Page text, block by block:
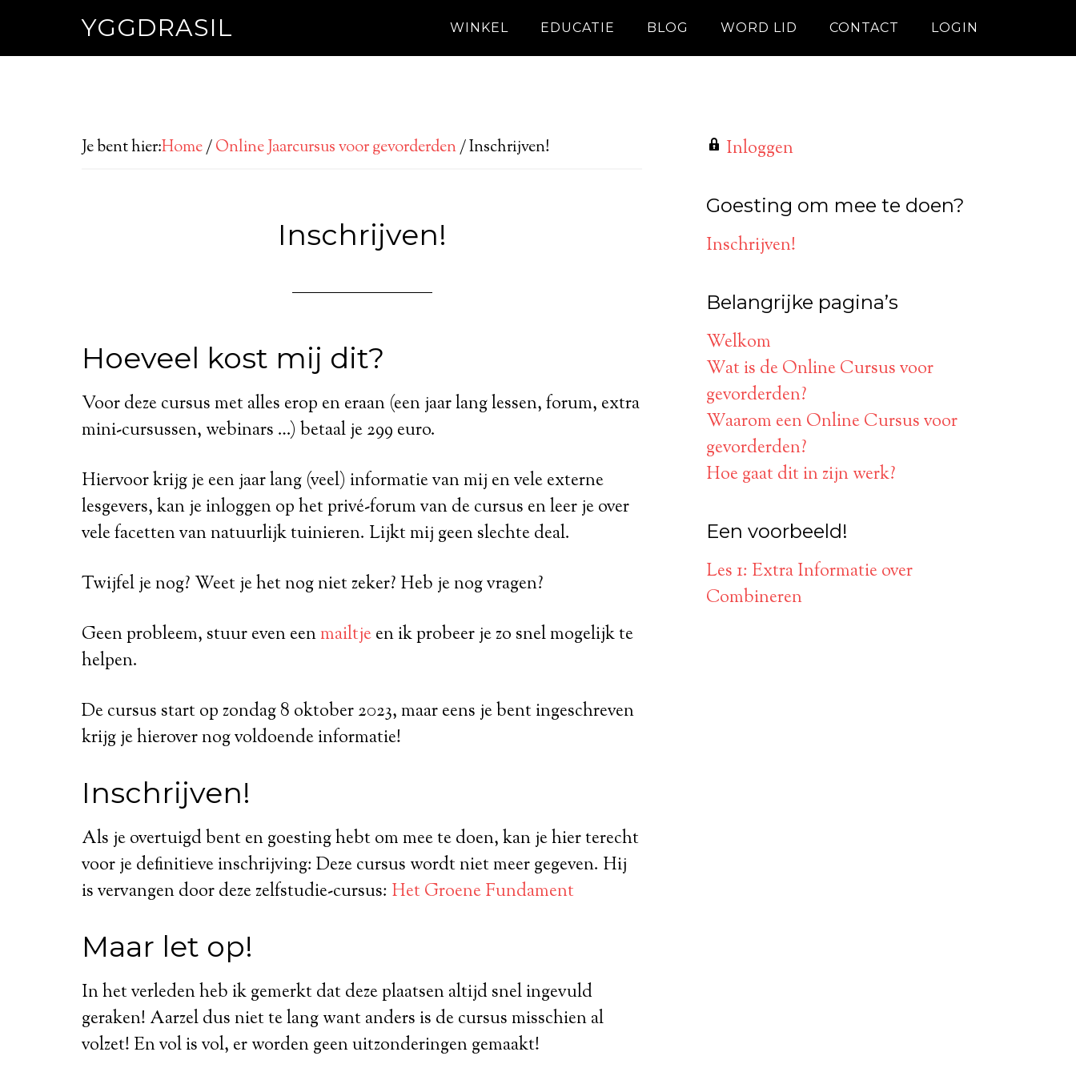
YGGDRASIL WINKEL EDUCATIE BLOG WORD LID CONTACT LOGIN
Je bent hier:Home/Online Jaarcursus voor gevorderden/Inschrijven!
Inschrijven!
Hoeveel kost mij dit?
Voor deze cursus met alles erop en eraan (een jaar lang lessen, forum, extra
mini-cursussen, webinars …) betaal je 299 euro.
Hiervoor krijg je een jaar lang (veel) informatie van mij en vele externe
lesgevers, kan je inloggen op het privé-forum van de cursus en leer je over
vele facetten van natuurlijk tuinieren. Lijkt mij geen slechte deal.
Twijfel je nog? Weet je het nog niet zeker? Heb je nog vragen?
Geen probleem, stuur even eenmailtjeen ik probeer je zo snel mogelijk te
helpen.
De cursus start op zondag 8 oktober 2023, maar eens je bent ingeschreven
krijg je hierover nog voldoende informatie!
Inschrijven!
Als je overtuigd bent en goesting hebt om mee te doen, kan je hier terecht
voor je definitieve inschrijving: Deze cursus wordt niet meer gegeven. Hij
is vervangen door deze zelfstudie-cursus: Het Groene Fundament
Maar let op!
In het verleden heb ik gemerkt dat deze plaatsen altijd snel ingevuld
geraken! Aarzel dus niet te lang want anders is de cursus misschien al
volzet! En vol is vol, er worden geen uitzonderingen gemaakt!
Inloggen
Goesting om mee te doen?
Inschrijven!
Belangrijke pagina’s
Welkom
Wat is de Online Cursus voor
gevorderden?
Waarom een Online Cursus voor
gevorderden?
Hoe gaat dit in zijn werk?
Een voorbeeld!
Les 1: Extra Informatie over
Combineren